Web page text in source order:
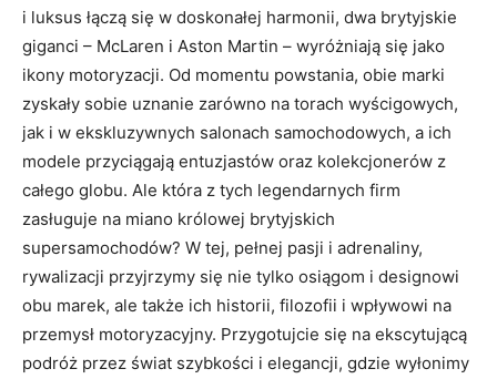
i luksus łączą się w doskonałej harmonii, dwa brytyjskie
giganci – McLaren i Aston Martin – wyróżniają się jako
ikony motoryzacji. Od momentu powstania, obie marki
zyskały sobie uznanie zarówno na torach wyścigowych,
jak i w ekskluzywnych salonach samochodowych, a ich
modele przyciągają entuzjastów oraz kolekcjonerów z
całego globu. Ale która z tych legendarnych firm
zasługuje na miano królowej brytyjskich
supersamochodów? W tej, pełnej pasji i adrenaliny,
rywalizacji przyjrzymy się nie tylko osiągom i designowi
obu marek, ale także ich historii, filozofii i wpływowi na
przemysł motoryzacyjny. Przygotujcie się na ekscytującą
podróż przez świat szybkości i elegancji, gdzie wyłonimy